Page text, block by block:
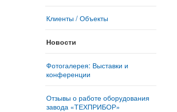
Клиенты / Объекты
Новости
Фотогалерея: Выставки и
конференции
Отзывы о работе оборудования
завода «ТЕХПРИБОР»